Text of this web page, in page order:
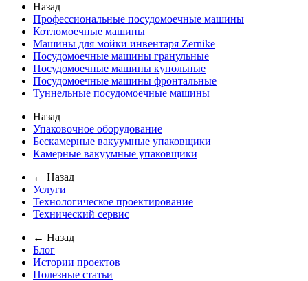
Назад
Профессиональные посудомоечные машины
Котломоечные машины
Машины для мойки инвентаря Zernike
Посудомоечные машины гранульные
Посудомоечные машины купольные
Посудомоечные машины фронтальные
Туннельные посудомоечные машины
Назад
Упаковочное оборудование
Бескамерные вакуумные упаковщики
Камерные вакуумные упаковщики
← Назад
Услуги
Технологическое проектирование
Технический сервис
← Назад
Блог
Истории проектов
Полезные статьи